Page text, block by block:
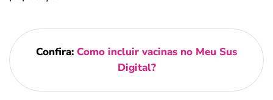
Confira: Como incluir vacinas no Meu Sus
Digital?